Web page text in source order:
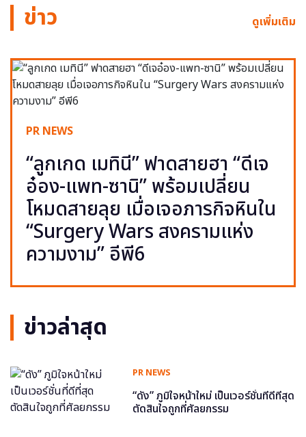
ข่าว ดูเพิ่มเติม
PR NEWS
“ลูกเกด เมทินี” ฟาดสายฮา “ดีเจ
อ๋อง-แพท-ซานิ” พร้อมเปลี่ยน
โหมดสายลุย เมื่อเจอภารกิจหินใน
“Surgery Wars สงครามแห่ง
ความงาม” อีพี6
ข่าวล่าสุด
PR NEWS
“ดัง” ภูมิใจหน้าใหม่ เป็นเวอร์ชั่นที่ดีที่สุด
ตัดสินใจถูกที่ศัลยกรรม